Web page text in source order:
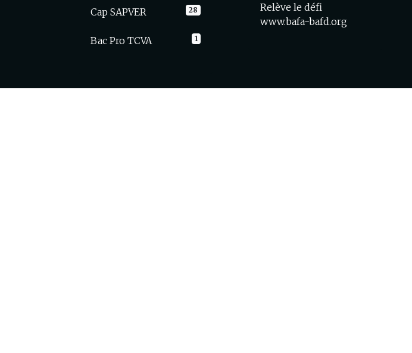
Cap SAPVER 28
Bac Pro TCVA 1
Relève le défi
www.bafa-bafd.org